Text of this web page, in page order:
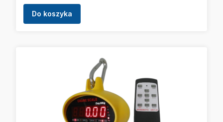
Do koszyka